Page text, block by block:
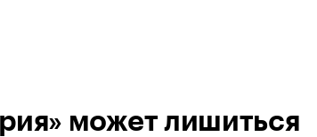
может лишиться